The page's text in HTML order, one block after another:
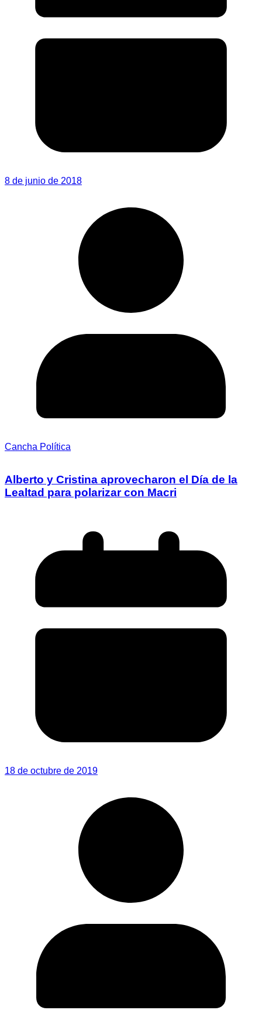
8 de junio de 2018
Cancha Política
Alberto y Cristina aprovecharon el Día de la
Lealtad para polarizar con Macri
18 de octubre de 2019